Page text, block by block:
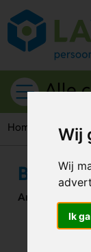
Wij
Wij
Ik
Alle
Home
Artikelnummer: